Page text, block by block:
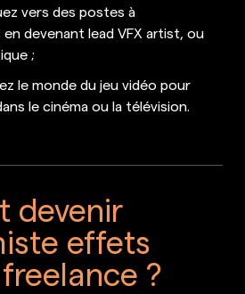
vers des postes à
devenant lead VFX artist, ou
;
le monde du jeu vidéo pour
le cinéma ou la télévision.
devenir
effets
?